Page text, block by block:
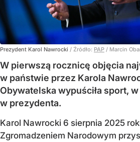
Prezydent Karol Nawrocki / Źródło: PAP / Marcin
W pierwszą rocznicę objęcia
w państwie przez Karola
Obywatelska wypuściła sport,
w prezydenta.
Karol Nawrocki 6 sierpnia 2025
Zgromadzeniem Narodowym